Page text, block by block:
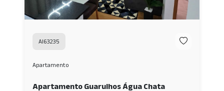
AI63235
Apartamento
Apartamento Guarulhos Água Chata